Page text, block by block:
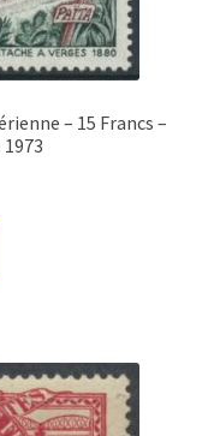
– 15 Francs –